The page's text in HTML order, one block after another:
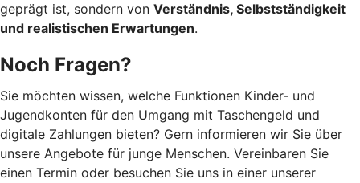
geprägt ist, sondern von Verständnis, Selbstständigkeit
und realistischen Erwartungen.
Noch Fragen?
Sie möchten wissen, welche Funktionen Kinder- und
Jugendkonten für den Umgang mit Taschengeld und
digitale Zahlungen bieten? Gern informieren wir Sie über
unsere Angebote für junge Menschen. Vereinbaren Sie
einen Termin oder besuchen Sie uns in einer unserer